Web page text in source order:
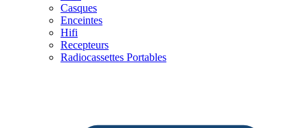
Casques
Enceintes
Hifi
Recepteurs
Radiocassettes Portables